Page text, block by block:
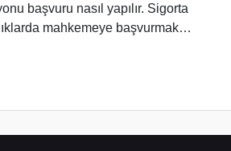
başvuru nasıl yapılır. Sigorta
mahkemeye başvurmak…